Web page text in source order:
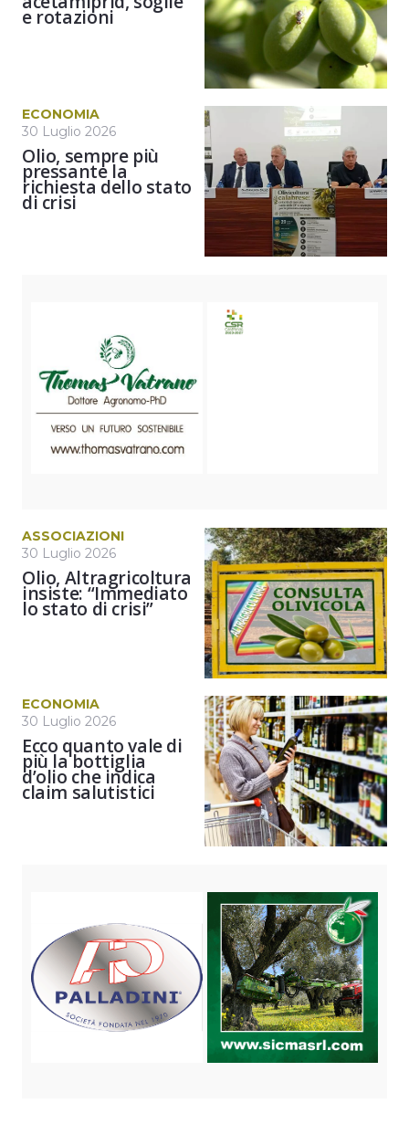
e rotazioni
ECONOMIA
30 Luglio 2026
Olio, sempre più
pressante la
richiesta dello stato
di crisi
ASSOCIAZIONI
30 Luglio 2026
Olio, Altragricoltura
insiste: “Immediato
lo stato di crisi”
ECONOMIA
30 Luglio 2026
Ecco quanto vale di
più la bottiglia
d’olio che indica
claim salutistici